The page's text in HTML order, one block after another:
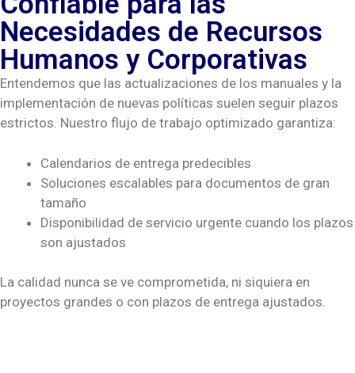
Necesidades de Recursos
Humanos y Corporativas
Entendemos que las actualizaciones de los manuales y la
implementación de nuevas políticas suelen seguir plazos
estrictos. Nuestro flujo de trabajo optimizado garantiza:
Calendarios de entrega predecibles
Soluciones escalables para documentos de gran
tamaño
Disponibilidad de servicio urgente cuando los plazos
son ajustados
La calidad nunca se ve comprometida, ni siquiera en
proyectos grandes o con plazos de entrega ajustados.